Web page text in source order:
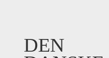
DEN